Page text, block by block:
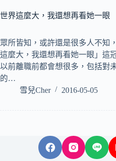
世界這麼大，我還想再看她一眼
眾所皆知，或許還是很多人不知
這麼大，我還想再看她一眼」這
以前離職前都會想很多，包括對
的…
雪兒Cher
2016-05-05